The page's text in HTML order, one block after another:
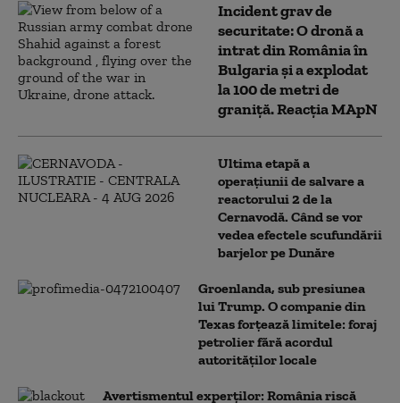
Incident grav de
securitate: O dronă a
intrat din România în
Bulgaria şi a explodat
la 100 de metri de
graniţă. Reacția MApN
Ultima etapă a
operațiunii de salvare a
reactorului 2 de la
Cernavodă. Când se vor
vedea efectele scufundării
barjelor pe Dunăre
Groenlanda, sub presiunea
lui Trump. O companie din
Texas forțează limitele: foraj
petrolier fără acordul
autorităților locale
Avertismentul experților: România riscă